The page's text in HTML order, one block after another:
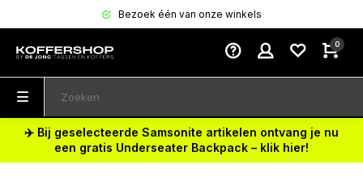
Bezoek één van onze winkels
0
✈️ Bij geselecteerde Samsonite artikelen ontvang je nu
een gratis Underseater Backpack – klik hier!